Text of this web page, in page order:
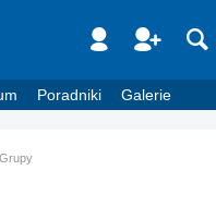
Poradniki Galerie
Grupy